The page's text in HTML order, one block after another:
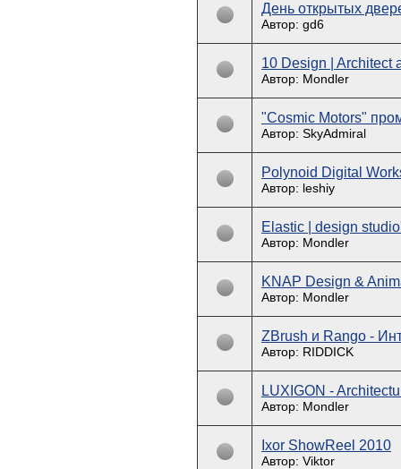
День открытых
Автор: gd6
10 Design | Architect
Автор: Mondler
"Cosmic Motors"
Автор: SkyAdmiral
Polynoid Digital
Автор: leshiy
Elastic | design
Автор: Mondler
KNAP Design &
Автор: Mondler
ZBrush и Rango -
Автор: RIDDICK
LUXIGON -
Автор: Mondler
Ixor ShowReel 2010
Автор: Viktor